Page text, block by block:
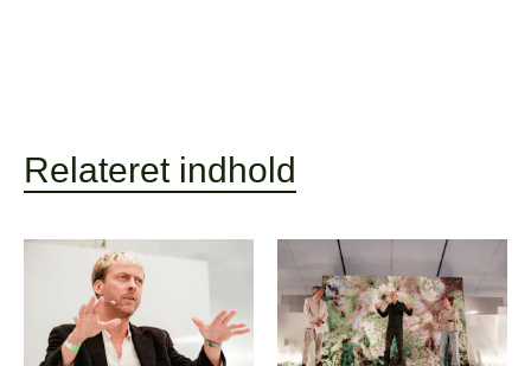
Line-up
Relateret indhold